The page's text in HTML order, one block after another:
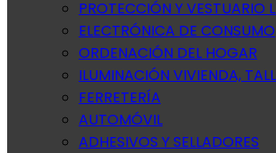
PROTECCIÓN Y VESTUARIO
ELECTRÓNICA DE CONSUMO
ORDENACIÓN DEL HOGAR
ILUMINACIÓN VIVIENDA,
FERRETERÍA
AUTOMÓVIL
ADHESIVOS Y SELLADORES